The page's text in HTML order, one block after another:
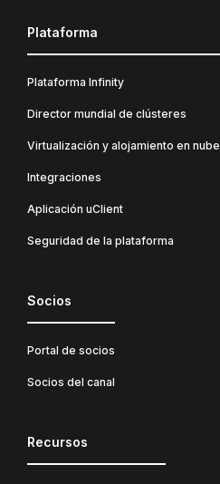
Plataforma
Plataforma Infinity
Director mundial de clústeres
Virtualización y alojamiento en nube
Integraciones
Aplicación uClient
Seguridad de la plataforma
Socios
Portal de socios
Socios del canal
Recursos